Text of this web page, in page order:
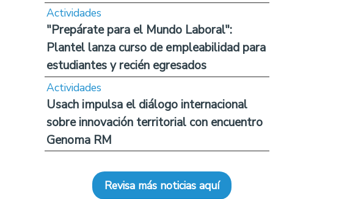
Actividades
"Prepárate para el Mundo Laboral":
Plantel lanza curso de empleabilidad para
estudiantes y recién egresados
Actividades
Usach impulsa el diálogo internacional
sobre innovación territorial con encuentro
Genoma RM
Revisa más noticias aquí